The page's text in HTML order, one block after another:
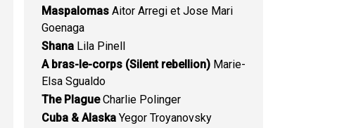
Maspalomas Aitor Arregi et Jose Mari
Goenaga
Shana Lila Pinell
A bras-le-corps (Silent rebellion) Marie-
Elsa Sgualdo
The PlagueCharlie Polinger
Cuba & Alaska Yegor Troyanovsky